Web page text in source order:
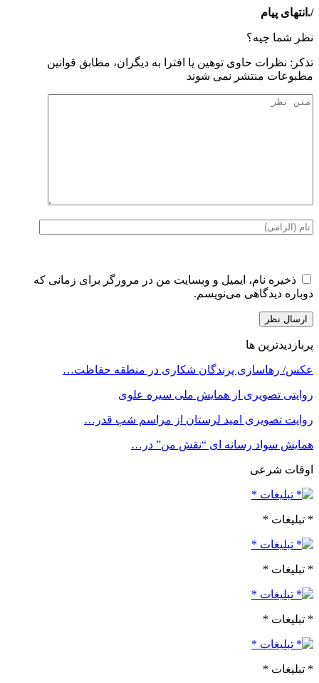
/.انتهای پیام
نظر شما چیه؟
تذكر: نظرات حاوی توهين يا افترا به ديگران، مطابق قوانين
مطبوعات منتشر نمی شوند
ذخیره نام، ایمیل و وبسایت من در مرورگر برای زمانی که
دوباره دیدگاهی می‌نویسم.
پربازدیدترین ها
عکس/ رهاسازی پرندگان شکاری در منطقه حفاظت…
روایتی تصویری از همایش ملی سیره علوی
روایت تصویری امید لرستان از مراسم شب قدر…
همایش سواد رسانه ای “نقش من” در…
اوقات شرعی
* تبلیغات *
* تبلیغات *
* تبلیغات *
* تبلیغات *